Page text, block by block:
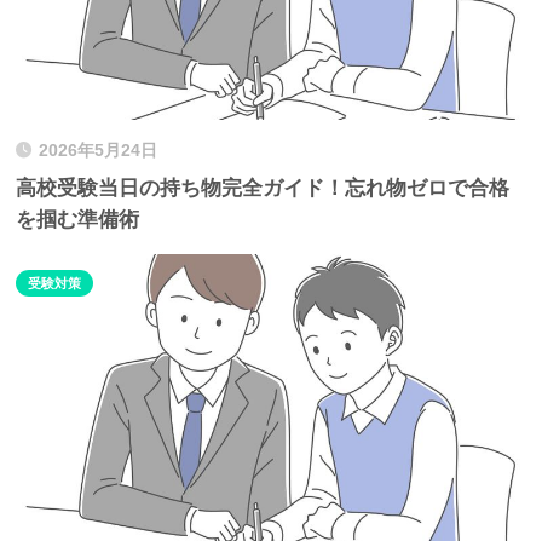
2026年5月24日
高校受験当日の持ち物完全ガイド！忘れ物ゼロで合格
を掴む準備術
受験対策